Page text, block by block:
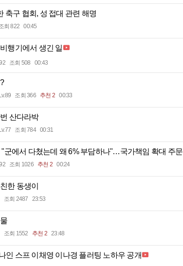
축구 협회, 성 접대 관련 해명
회 822 00:45
행기에서 생긴 일
조회 508 00:43
Lv.89 조회 366 추천 2 00:33
산다라박
Lv.77 조회 784 00:31
"군에서 다쳤는데 왜 6% 부담하나"…국가책임 확대 주문
조회 1026 추천 2 00:24
한 동생이
조회 2487 23:53
조회 1552 추천 2 23:48
인 스프 이채영 이나경 플러팅 노하우 공개